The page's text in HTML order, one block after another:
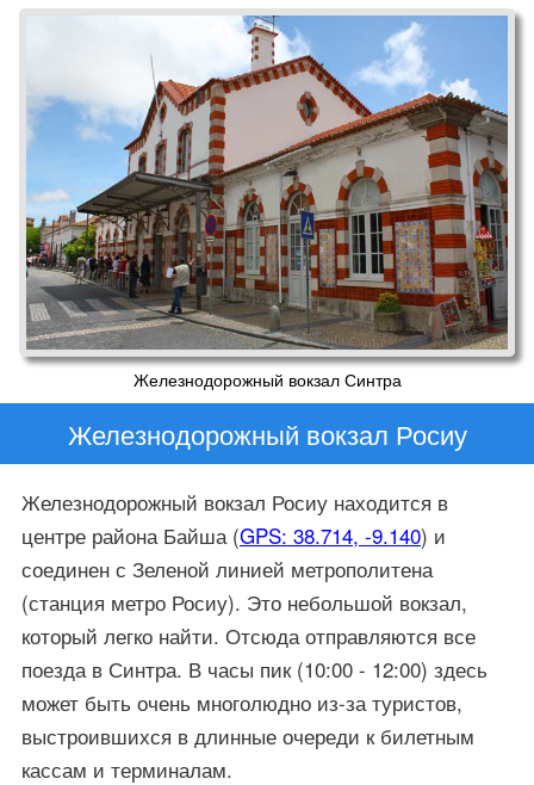
Железнодорожный вокзал Синтра
Железнодорожный вокзал Росиу
Железнодорожный вокзал Росиу находится в
центре района Байша (GPS: 38.714, -9.140) и
соединен с Зеленой линией метрополитена
(станция метро Росиу). Это небольшой вокзал,
который легко найти. Отсюда отправляются все
поезда в Синтра. В часы пик (10:00 - 12:00) здесь
может быть очень многолюдно из-за туристов,
выстроившихся в длинные очереди к билетным
кассам и терминалам.